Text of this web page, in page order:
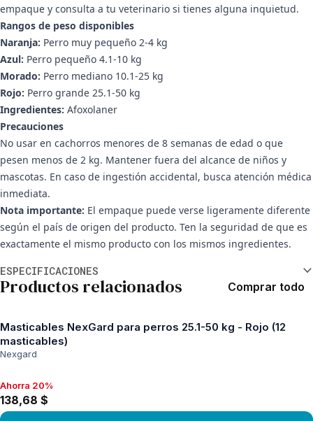
empaque y consulta a tu veterinario si tienes alguna inquietud.
Rangos de peso disponibles
Naranja: Perro muy pequeño 2-4 kg
Azul: Perro pequeño 4.1-10 kg
Morado: Perro mediano 10.1-25 kg
Rojo: Perro grande 25.1-50 kg
Ingredientes: Afoxolaner
Precauciones
No usar en cachorros menores de 8 semanas de edad o que
pesen menos de 2 kg. Mantener fuera del alcance de niños y
mascotas. En caso de ingestión accidental, busca atención médica
inmediata.
Nota importante: El empaque puede verse ligeramente diferente
según el país de origen del producto. Ten la seguridad de que es
exactamente el mismo producto con los mismos ingredientes.
ESPECIFICACIONES
Productos relacionados Comprar todo
Masticables NexGard para perros 25.1-50 kg - Rojo (12
masticables)
Nexgard
Ahorra 20%, 138,68 $
Ahorra 20%
138,68 $